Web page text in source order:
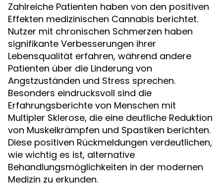
Zahlreiche Patienten haben von den positiven
Effekten medizinischen Cannabis berichtet.
Nutzer mit chronischen Schmerzen haben
signifikante Verbesserungen ihrer
Lebensqualität erfahren, während andere
Patienten über die Linderung von
Angstzuständen und Stress sprechen.
Besonders eindrucksvoll sind die
Erfahrungsberichte von Menschen mit
Multipler Sklerose, die eine deutliche Reduktion
von Muskelkrämpfen und Spastiken berichten.
Diese positiven Rückmeldungen verdeutlichen,
wie wichtig es ist, alternative
Behandlungsmöglichkeiten in der modernen
Medizin zu erkunden.